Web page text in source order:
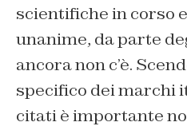
scientifiche in corso
unanime, da parte
ancora non c’è.
specifico dei marchi
citati è importante